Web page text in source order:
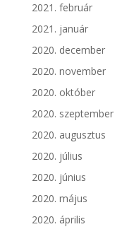
2021. február
2021. január
2020. december
2020. november
2020. október
2020. szeptember
2020. augusztus
2020. július
2020. június
2020. május
2020. április